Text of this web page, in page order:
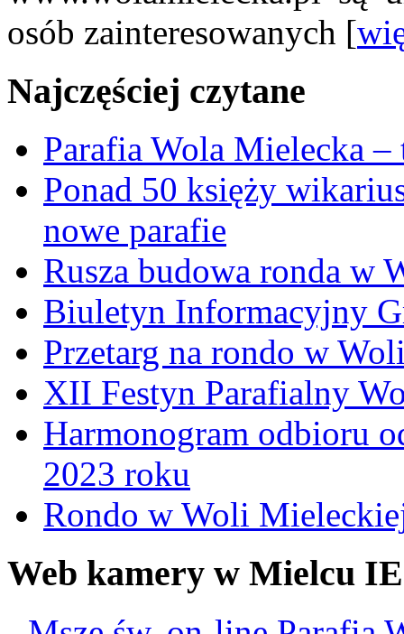
osób zainteresowanych [
Najczęściej czytane
Parafia Wola Mielecka
Ponad 50 księży
nowe parafie
Rusza budowa ronda w
Biuletyn Informacyjny
Przetarg na rondo w
XII Festyn Parafialny
Harmonogram odbioru
2023 roku
Rondo w Woli
Web kamery w Mielcu IE